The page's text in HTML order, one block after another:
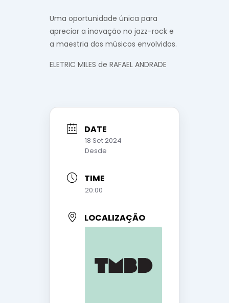
Uma oportunidade única para
apreciar a inovação no jazz-rock e
a maestria dos músicos envolvidos.
ELETRIC MILES de RAFAEL ANDRADE
DATE
18 Set 2024
Desde
TIME
20:00
LOCALIZAÇÃO